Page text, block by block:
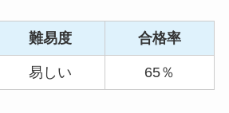
難易度 合格率
易しい 65％